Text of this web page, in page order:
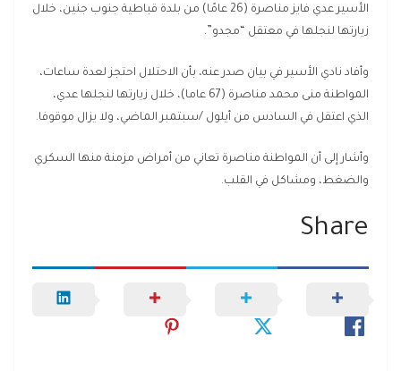
الأسير عدي فايز مناصرة (26 عامًا) من بلدة قباطية جنوب جنين، خلال
زيارتها لنجلها في معتقل “مجدو”.
وأفاد نادي الأسير في بيان صدر عنه، بأن الاحتلال احتجز لعدة ساعات،
المواطنة منى محمد مناصرة (67 عاما)، خلال زيارتها لنجلها عدي،
الذي اعتقل في السادس من أيلول /سبتمبر الماضي، ولا يزال موقوفا.
وأشار إلى أن المواطنة مناصرة تعاني من أمراض مزمنة منها السكري
والضغط، ومشاكل في القلب.
Share